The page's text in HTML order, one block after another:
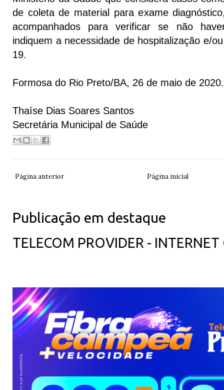
de coleta de material para exame
acompanhados para verificar se não
indiquem a necessidade de hospitalização e/
19.
Formosa do Rio Preto/BA, 26 de maio de 2020.
Thaíse Dias Soares Santos
Secretária Municipal de Saúde
Página anterior Página inicial
Publicação em destaque
TELECOM PROVIDER -